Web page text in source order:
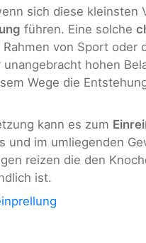
sich diese kleinsten
führen. Eine solche
Rahmen von Sport oder
hohen
Wege die
kann es zum
und im umliegenden
reizen die den
ist.